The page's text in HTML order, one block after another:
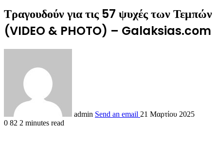
Τραγουδούν για τις 57 ψυχές των Τεμπών
(VIDEO & PHOTO) – Galaksias.com
admin Send an email 21 Μαρτίου 2025
0 82 2 minutes read